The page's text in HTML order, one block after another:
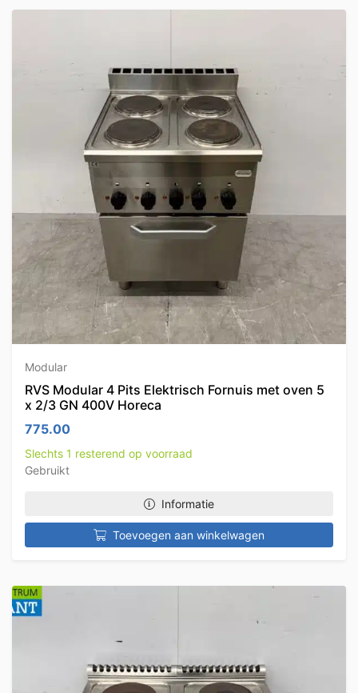
Modular
RVS Modular 4 Pits Elektrisch Fornuis met oven 5
x 2/3 GN 400V Horeca
775.00
Slechts 1 resterend op voorraad
Gebruikt
Informatie
Toevoegen aan winkelwagen